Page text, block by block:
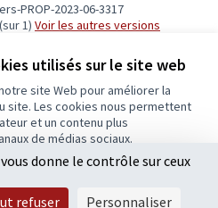
utilisés sur le site web
site Web pour améliorer la
site. Les cookies nous permettent
et un contenu plus
de médias sociaux.
accepter
les cookies essentiels
PROP-2023-06-3317
(sur 1)
voir les autres versions
donne le contrôle sur ceux
refuser Personnaliser